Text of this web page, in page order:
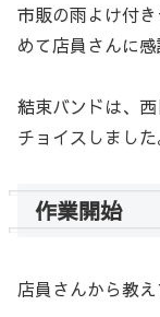
市販の雨よけ付
めて店員さんに感
結束バンドは、
チョイスしました
作業開始
店員さんから教